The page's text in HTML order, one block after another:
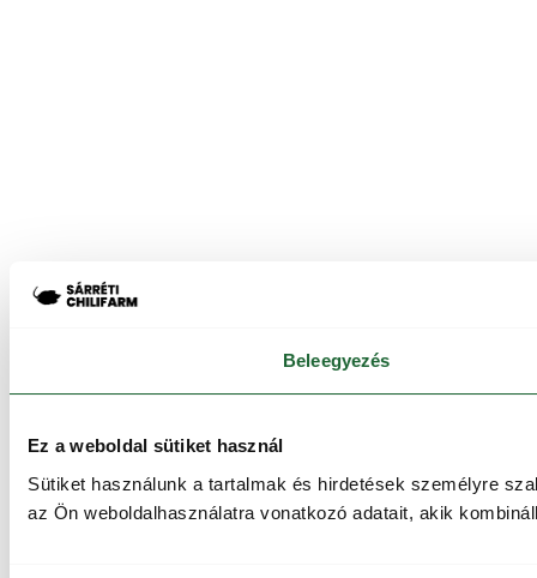
Beleegyezés
Ez a weboldal sütiket használ
Sütiket használunk a tartalmak és hirdetések személyre
az Ön weboldalhasználatra vonatkozó adatait, akik